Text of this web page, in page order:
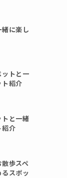
に楽し
トと一
紹介
と一緒
紹介
歩スペ
スポッ